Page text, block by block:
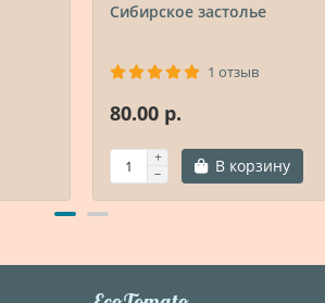
Сибирское застолье
1 отзыв
80.00 р.
В корзину